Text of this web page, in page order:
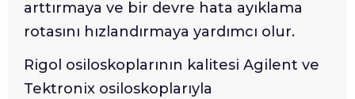
arttırmaya ve bir devre hata ayıklama
rotasını hızlandırmaya yardımcı olur.
Rigol osiloskoplarının kalitesi Agilent ve
Tektronix osiloskoplarıyla